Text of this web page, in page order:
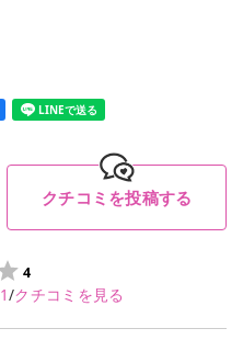
LINEで送る
クチコミを投稿する
4
1/クチコミを見る